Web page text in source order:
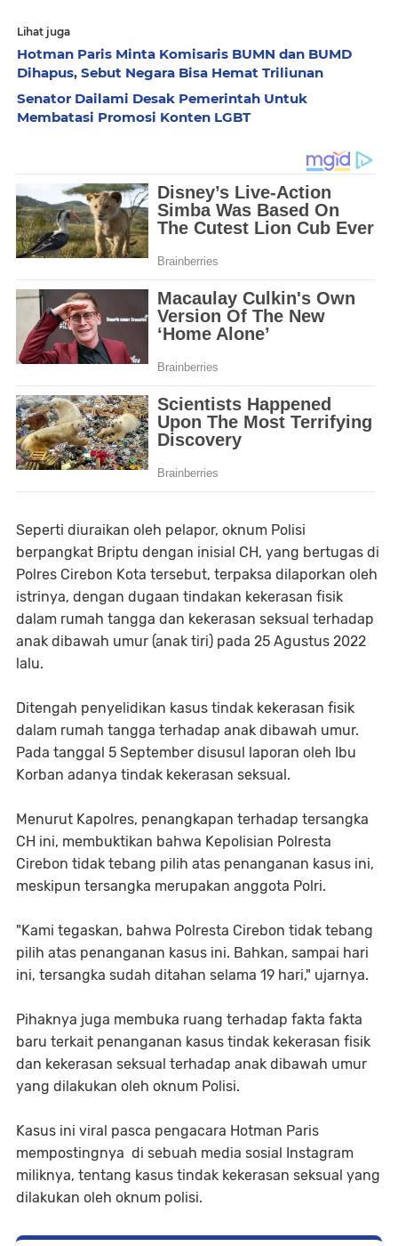
Lihat juga
Hotman Paris Minta Komisaris BUMN dan BUMD
Dihapus, Sebut Negara Bisa Hemat Triliunan
Senator Dailami Desak Pemerintah Untuk
Membatasi Promosi Konten LGBT
Seperti diuraikan oleh pelapor, oknum Polisi
berpangkat Briptu dengan inisial CH, yang bertugas di
Polres Cirebon Kota tersebut, terpaksa dilaporkan oleh
istrinya, dengan dugaan tindakan kekerasan fisik
dalam rumah tangga dan kekerasan seksual terhadap
anak dibawah umur (anak tiri) pada 25 Agustus 2022
lalu.
Ditengah penyelidikan kasus tindak kekerasan fisik
dalam rumah tangga terhadap anak dibawah umur.
Pada tanggal 5 September disusul laporan oleh Ibu
Korban adanya tindak kekerasan seksual.
Menurut Kapolres, penangkapan terhadap tersangka
CH ini, membuktikan bahwa Kepolisian Polresta
Cirebon tidak tebang pilih atas penanganan kasus ini,
meskipun tersangka merupakan anggota Polri.
"Kami tegaskan, bahwa Polresta Cirebon tidak tebang
pilih atas penanganan kasus ini. Bahkan, sampai hari
ini, tersangka sudah ditahan selama 19 hari," ujarnya.
Pihaknya juga membuka ruang terhadap fakta fakta
baru terkait penanganan kasus tindak kekerasan fisik
dan kekerasan seksual terhadap anak dibawah umur
yang dilakukan oleh oknum Polisi.
Kasus ini viral pasca pengacara Hotman Paris
mempostingnya di sebuah media sosial Instagram
miliknya, tentang kasus tindak kekerasan seksual yang
dilakukan oleh oknum polisi.